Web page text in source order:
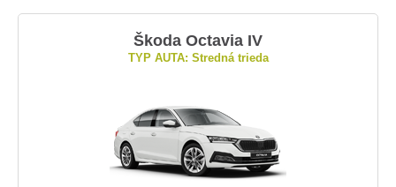
Škoda Octavia IV
TYP AUTA: Stredná trieda